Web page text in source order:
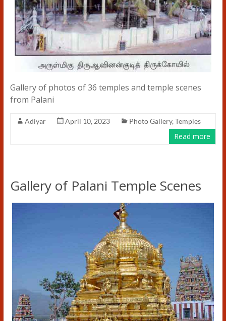
Gallery of photos of 36 temples and temple scenes
from Palani
Adiyar April 10, 2023 Photo Gallery,Temples
Read more
Gallery of Palani Temple Scenes